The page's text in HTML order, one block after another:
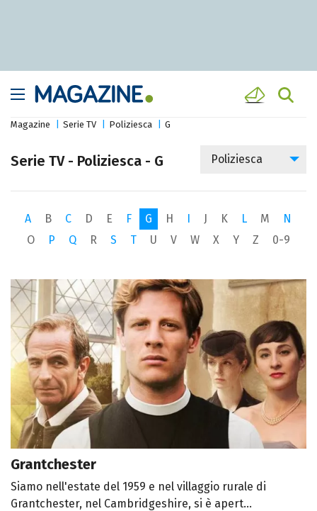
Magazine Serie TV Poliziesca G
Serie TV - Poliziesca - G Poliziesca
A B C D E F G H J K L M
N
O
P Q R S T U V W X Y Z 0-9
Grantchester
Siamo nell'estate del 1959 e nel villaggio rurale di
Grantchester, nel Cambridgeshire, si è apert...